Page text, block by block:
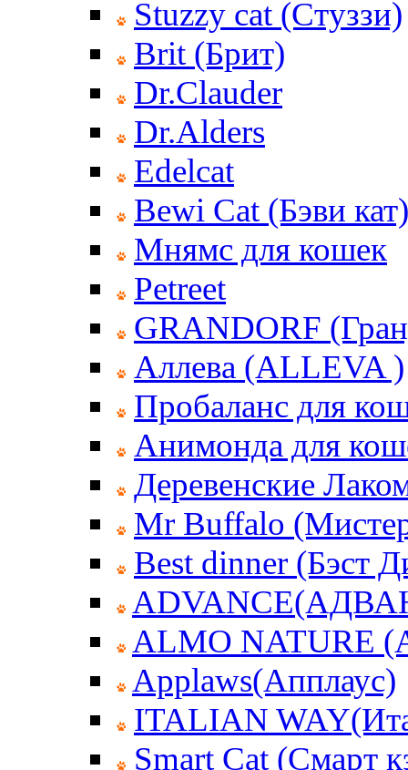
Stuzzy cat (Стуззи)
Brit (Брит)
Dr.Clauder
Dr.Alders
Edelcat
Bewi Cat (Бэви кат)
Мнямс для кошек
Petreet
GRANDORF
Аллева (ALLEVA )
Пробаланс для
Анимонда для
Деревенские
Mr Buffalo
Best dinner (Бэст
ALMO
Applaws(Апплаус)
ITALIAN
Smart Cat (Смарт